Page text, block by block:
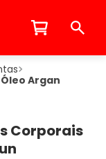
Argan
Corporais